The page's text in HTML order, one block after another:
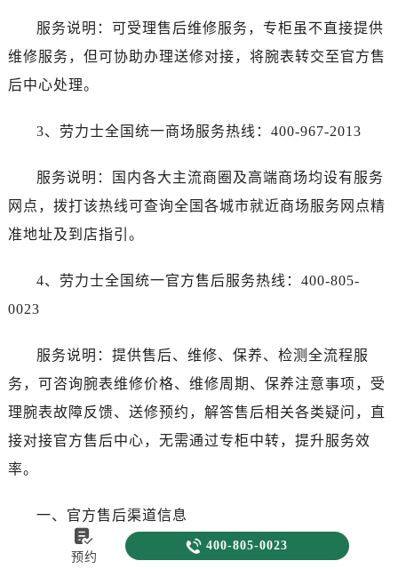
服务说明：可受理售后维修服务，专柜虽不直接提供
维修服务，但可协助办理送修对接，将腕表转交至官方售
后中心处理。
3、劳力士全国统一商场服务热线：400-967-2013
服务说明：国内各大主流商圈及高端商场均设有服务
网点，拨打该热线可查询全国各城市就近商场服务网点精
准地址及到店指引。
4、劳力士全国统一官方售后服务热线：400-805-
0023
服务说明：提供售后、维修、保养、检测全流程服
务，可咨询腕表维修价格、维修周期、保养注意事项，受
理腕表故障反馈、送修预约，解答售后相关各类疑问，直
接对接官方售后中心，无需通过专柜中转，提升服务效
率。
一、官方售后渠道信息
1、全国统一客服热线

预约
 400-805-0023